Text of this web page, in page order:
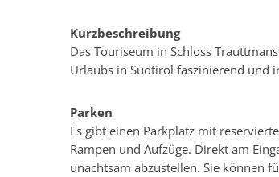
Kurzbeschreibung
Das Touriseum in Schloss
Urlaubs in Südtirol faszinierend und
Parken
Es gibt einen Parkplatz mit
Rampen und Aufzüge. Direkt am
unachtsam abzustellen. Sie können